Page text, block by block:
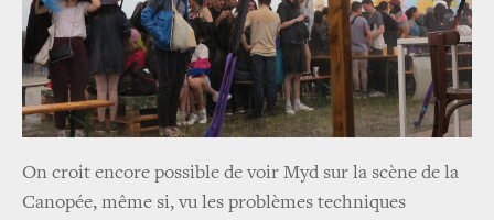
On croit encore possible de voir Myd sur la scène de la
Canopée, même si, vu les problèmes techniques